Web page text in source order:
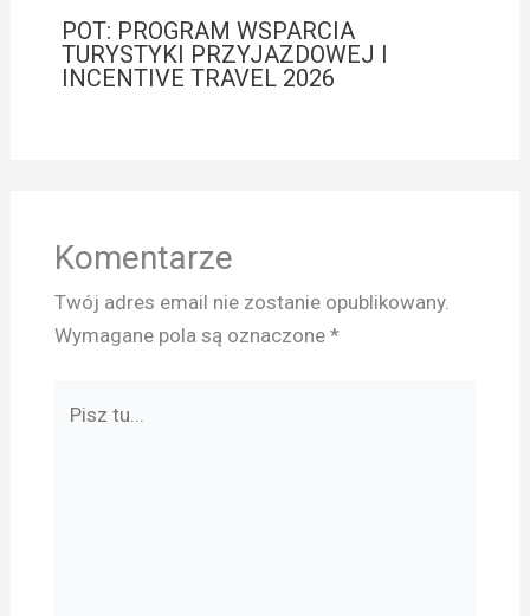
POT: PROGRAM WSPARCIA
TURYSTYKI PRZYJAZDOWEJ I
INCENTIVE TRAVEL 2026
Komentarze
Twój adres email nie zostanie opublikowany.
Wymagane pola są oznaczone *